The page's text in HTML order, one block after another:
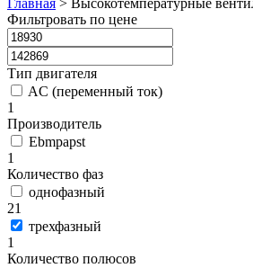
Главная > Высокотемпературные
Фильтровать по цене
Тип двигателя
AC (переменный ток)
1
Производитель
Ebmpapst
1
Количество фаз
однофазный
21
трехфазный
1
Количество полюсов